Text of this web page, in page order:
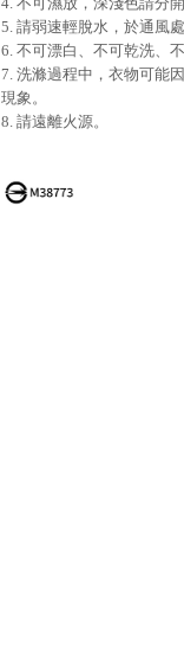
5. 請弱速輕脫水，於通風處
6. 不可漂白、不可乾洗、
7. 洗滌過程中，衣物可能
現象。
8. 請遠離火源。